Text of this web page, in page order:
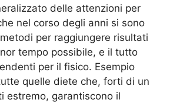
delle attenzioni per
nel corso degli anni si sono
per raggiungere risultati
tempo possibile, e il tutto
per il fisico. Esempio
quelle diete che, forti di un
estremo, garantiscono il